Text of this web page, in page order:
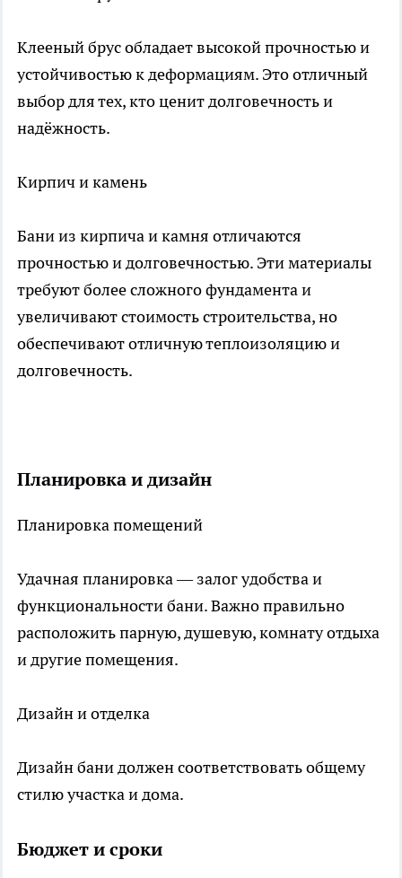
Клееный брус обладает высокой прочностью и
устойчивостью к деформациям. Это отличный
выбор для тех, кто ценит долговечность и
надёжность.
Кирпич и камень
Бани из кирпича и камня отличаются
прочностью и долговечностью. Эти материалы
требуют более сложного фундамента и
увеличивают стоимость строительства, но
обеспечивают отличную теплоизоляцию и
долговечность.
Планировка и дизайн
Планировка помещений
Удачная планировка — залог удобства и
функциональности бани. Важно правильно
расположить парную, душевую, комнату отдыха
и другие помещения.
Дизайн и отделка
Дизайн бани должен соответствовать общему
стилю участка и дома.
Бюджет и сроки